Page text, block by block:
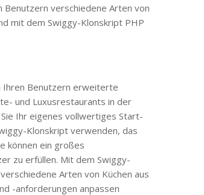
verschiedene Arten von
mit dem Swiggy-Klonskript PHP
Ihren Benutzern erweiterte
und Luxusrestaurants in der
Ihr eigenes vollwertiges Start-
Klonskript verwenden, das
können ein großes
zu erfüllen. Mit dem Swiggy-
Arten von Küchen aus
-anforderungen anpassen